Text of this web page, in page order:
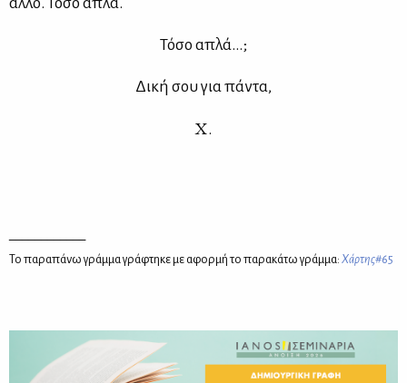
Τό­σο απλά...;
Δι­κή σου για πά­ντα,
Χ.
Το πα­ρα­πά­νω γράμ­μα γρά­φτη­κε με αφορ­μή το πα­ρα­κά­τω γράμ­μα: Xάρ­της#65